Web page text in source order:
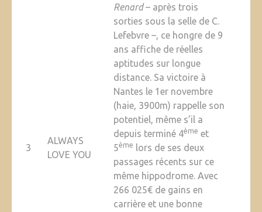
3
ALWAYS
LOVE YOU
Renard– après trois
sorties sous la selle de C.
Lefebvre –, ce hongre de 9
ans affiche de réelles
aptitudes sur longue
distance. Sa victoire à
Nantes le 1er novembre
(haie, 3900m) rappelle son
potentiel, même s’il a
depuis terminé 4ème et
5ème lors de ses deux
passages récents sur ce
même hippodrome. Avec
266 025€ de gains en
carrière et une bonne